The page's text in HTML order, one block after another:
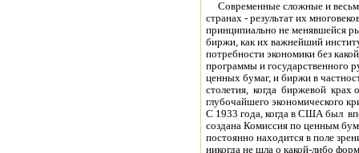
Современные сложные и
странах - результат их
принципиально не менявшейся
биржи, как их важнейший
потребности экономики без
программы и государственного
ценных бумаг, и биржи в
столетия, когда биржевой крах
глубочайшего экономического
С 1933 года, когда в США был
создана Комиссия по ценным
постоянно находится в поле
никогда не шла о какой-либо